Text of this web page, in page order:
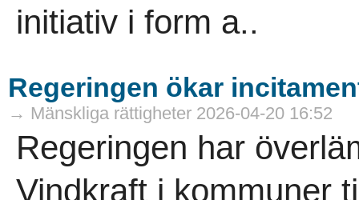
initiativ i form a..
Regeringen ökar
→ Mänskliga rättigheter 2026-04-20 16:52
Regeringen har
Vindkraft i kommuner